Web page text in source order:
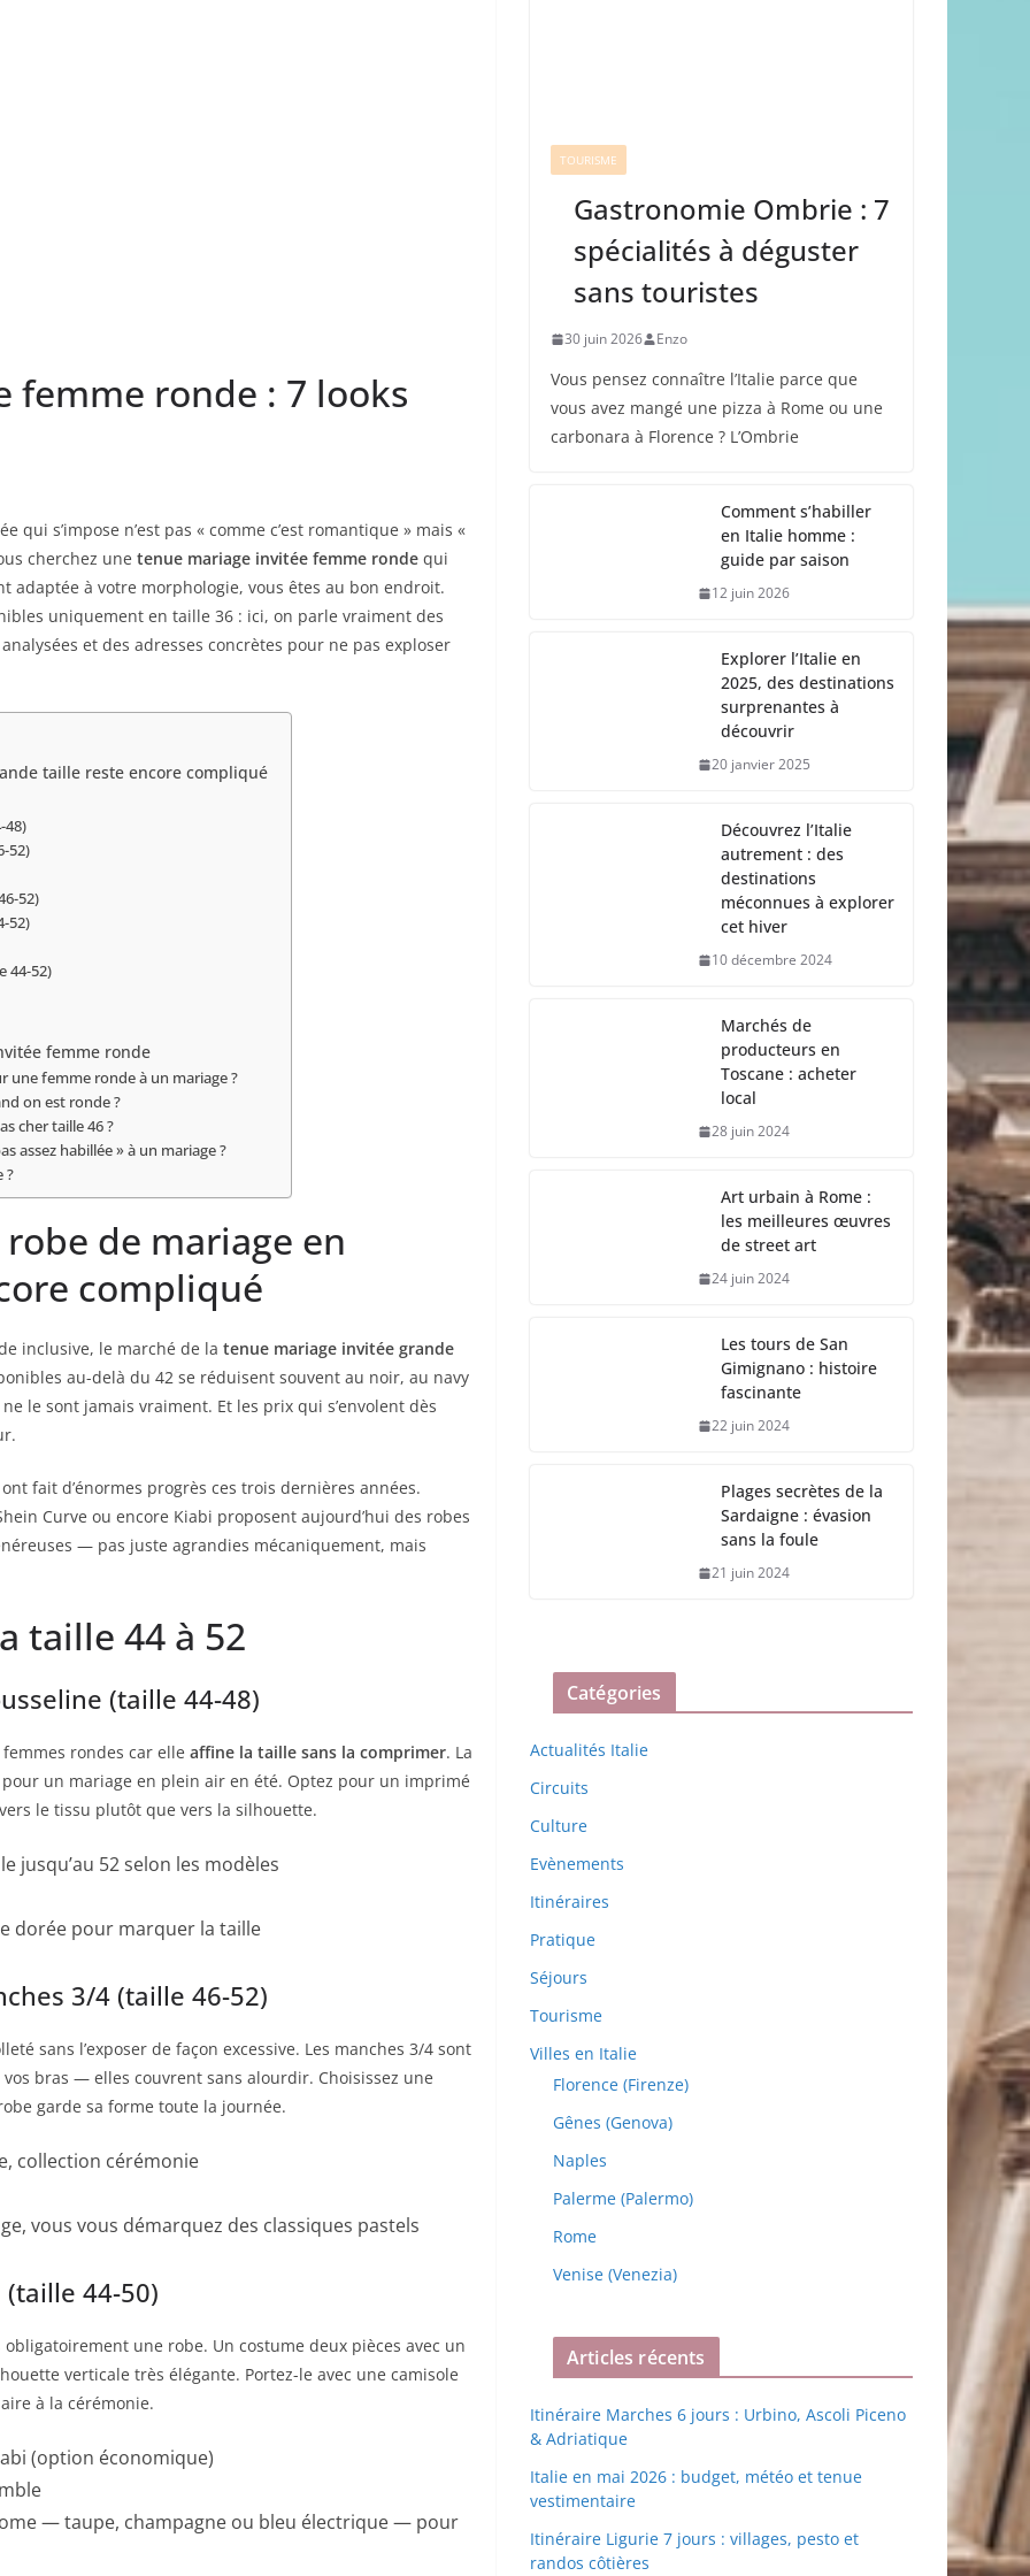
femme ronde : 7 looks
s’impose n’est pas « comme c’est romantique » mais «
cherchez une tenue mariage invitée femme ronde qui
adaptée à votre morphologie, vous êtes au bon endroit.
uniquement en taille 36 : ici, on parle vraiment des
et des adresses concrètes pour ne pas exploser
taille reste encore compliqué
48)
52)
52)
52)
44-52)
femme ronde
une femme ronde à un mariage ?
on est ronde ?
cher taille 46 ?
assez habillée » à un mariage ?
?
de mariage en
compliqué
inclusive, le marché de la tenue mariage invitée grande
au-delà du 42 se réduisent souvent au noir, au navy
le sont jamais vraiment. Et les prix qui s’envolent dès
fait d’énormes progrès ces trois dernières années.
Curve ou encore Kiabi proposent aujourd’hui des robes
— pas juste agrandies mécaniquement, mais
taille 44 à 52
(taille 44-48)
rondes car elle affine la taille sans la comprimer. La
un mariage en plein air en été. Optez pour un imprimé
le tissu plutôt que vers la silhouette.
jusqu’au 52 selon les modèles
dorée pour marquer la taille
3/4 (taille 46-52)
sans l’exposer de façon excessive. Les manches 3/4 sont
bras — elles couvrent sans alourdir. Choisissez une
garde sa forme toute la journée.
collection cérémonie
vous vous démarquez des classiques pastels
44-50)
obligatoirement une robe. Un costume deux pièces avec un
verticale très élégante. Portez-le avec une camisole
à la cérémonie.
(option économique)
— taupe, champagne ou bleu électrique — pour
TOURISME
Gastronomie Ombrie : 7
spécialités à déguster
sans touristes
30 juin 2026 Enzo
Vous pensez connaître l’Italie parce que
vous avez mangé une pizza à Rome ou une
carbonara à Florence ? L’Ombrie
Comment s’habiller
en Italie homme :
guide par saison
12 juin 2026
Explorer l’Italie en
2025, des destinations
surprenantes à
découvrir
20 janvier 2025
Découvrez l’Italie
autrement : des
destinations
méconnues à explorer
cet hiver
10 décembre 2024
Marchés de
producteurs en
Toscane : acheter
local
28 juin 2024
Art urbain à Rome :
les meilleures œuvres
de street art
24 juin 2024
Les tours de San
Gimignano : histoire
fascinante
22 juin 2024
Plages secrètes de la
Sardaigne : évasion
sans la foule
21 juin 2024
Catégories
Actualités Italie
Circuits
Culture
Evènements
Itinéraires
Pratique
Séjours
Tourisme
Villes en Italie
Florence (Firenze)
Gênes (Genova)
Naples
Palerme (Palermo)
Rome
Venise (Venezia)
Articles récents
Itinéraire Marches 6 jours : Urbino, Ascoli Piceno
& Adriatique
Italie en mai 2026 : budget, météo et tenue
vestimentaire
Itinéraire Ligurie 7 jours : villages, pesto et
randos côtières